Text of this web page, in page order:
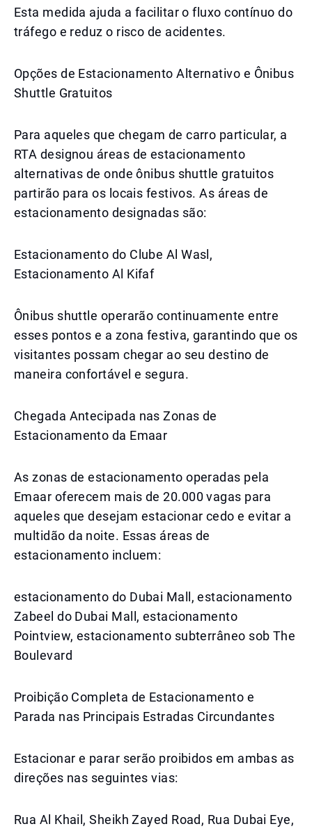
Esta medida ajuda a facilitar o fluxo contínuo do
tráfego e reduz o risco de acidentes.
Opções de Estacionamento Alternativo e Ônibus
Shuttle Gratuitos
Para aqueles que chegam de carro particular, a
RTA designou áreas de estacionamento
alternativas de onde ônibus shuttle gratuitos
partirão para os locais festivos. As áreas de
estacionamento designadas são:
Estacionamento do Clube Al Wasl,
Estacionamento Al Kifaf
Ônibus shuttle operarão continuamente entre
esses pontos e a zona festiva, garantindo que os
visitantes possam chegar ao seu destino de
maneira confortável e segura.
Chegada Antecipada nas Zonas de
Estacionamento da Emaar
As zonas de estacionamento operadas pela
Emaar oferecem mais de 20.000 vagas para
aqueles que desejam estacionar cedo e evitar a
multidão da noite. Essas áreas de
estacionamento incluem:
estacionamento do Dubai Mall, estacionamento
Zabeel do Dubai Mall, estacionamento
Pointview, estacionamento subterrâneo sob The
Boulevard
Proibição Completa de Estacionamento e
Parada nas Principais Estradas Circundantes
Estacionar e parar serão proibidos em ambas as
direções nas seguintes vias:
Rua Al Khail, Sheikh Zayed Road, Rua Dubai Eye,